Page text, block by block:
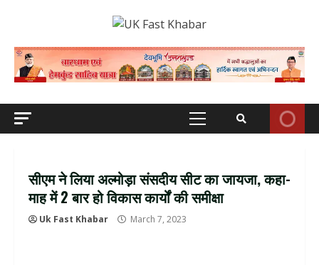
Primary
सीएम ने लिया अल्मोड़ा संसदीय सीट का जायजा, कहा-
माह में 2 बार हो विकास कार्यों की समीक्षा
Uk Fast Khabar March 7, 2023